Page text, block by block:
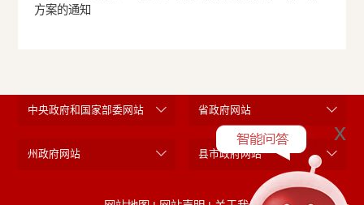
方案的通知
中央政府和国家部委网站 省政府网站
州政府网站 县市政府网站
x